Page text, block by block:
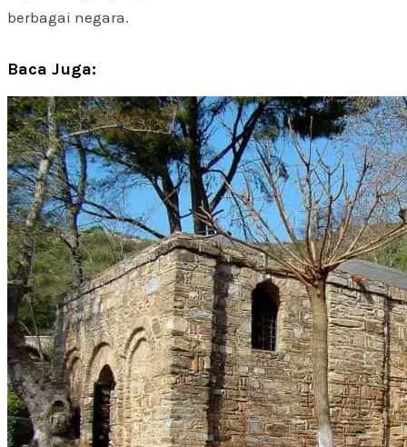
berbagai negara.
Baca Juga: